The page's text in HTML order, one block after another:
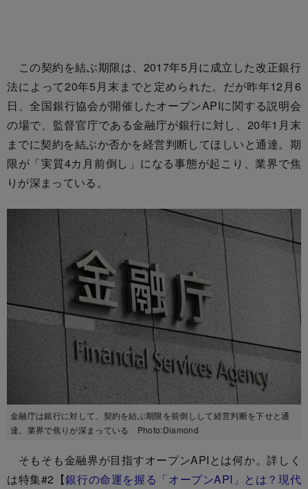
この契約を結ぶ期限は、2017年5月に成立した改正銀行
法によって20年5月末までと定められた。だが昨年12月6
日、全国銀行協会が開催したオープンAPIに関する説明会
の場で、監督官庁である金融庁が銀行に対し、20年1月末
までに契約を結ぶか否かを経営判断してほしいと通達。期
限が「実質4カ月前倒し」になる事態が起こり、業界で焦
りが深まっている。
金融庁は銀行に対して、契約を結ぶ期限を前倒しして経営判断を下せと通
達。業界で焦りが深まっている Photo:Diamond
そもそも金融界が目指すオープンAPIとは何か。詳しく
は特集#2【銀行の命運を握る「オープンAPI」とは？現代